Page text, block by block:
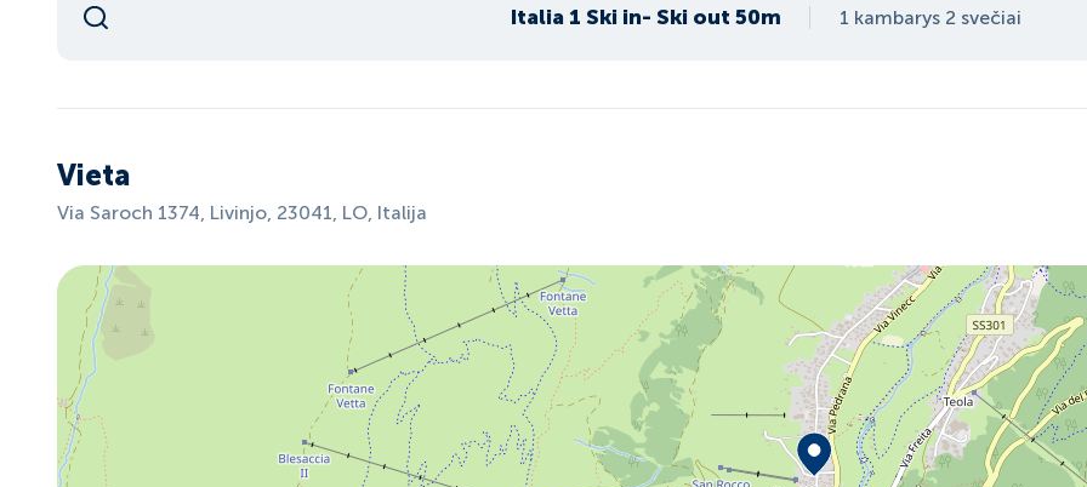
Italia 1 Ski in- Ski out 50m 1 kambarys 2 svečiai
Vieta
Via Saroch 1374, Livinjo, 23041, LO, Italija